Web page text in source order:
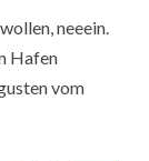
neeein.
Hafen
vom